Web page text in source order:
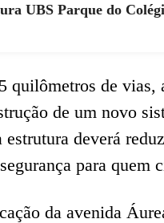
UBS Parque do
quilômetros de vias,
de um novo
deverá
para quem
da avenida